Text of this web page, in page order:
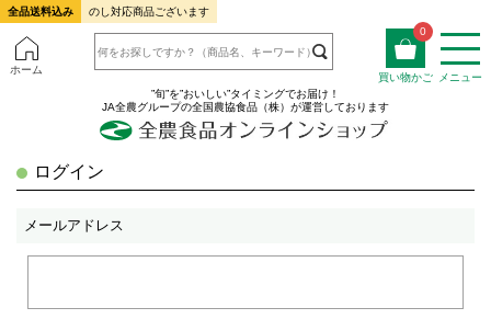
全品送料込み のし対応商品ございます
ホーム
0
買い物かご
メニュー
”旬”を”おいしい”タイミングでお届け！
JA全農グループの全国農協食品（株）が運営しております
ログイン
メールアドレス